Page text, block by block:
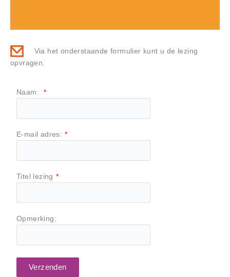
Via het onderstaande formulier kunt u de lezing
opvragen.
Naam: *
E-mail adres: *
Titel lezing *
Opmerking:
Verzenden